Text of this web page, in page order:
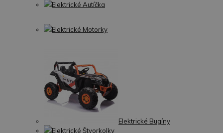
Elektrické Autíčka
Elektrické Motorky
Elektrické Bugíny
Elektrické Štvorkolky